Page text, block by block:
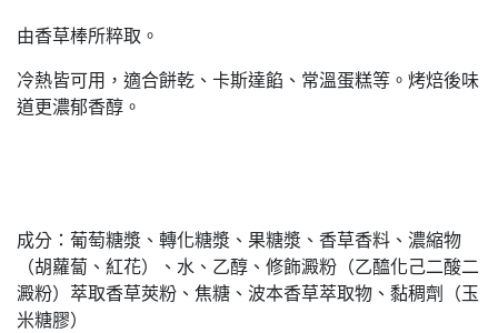
由香草棒所粹取。
冷熱皆可用，適合餅乾、卡斯達餡、常溫蛋糕等。烤焙後味
道更濃郁香醇。
成分：葡萄糖漿、轉化糖漿、果糖漿、香草香料、濃縮物
（胡蘿蔔、紅花）、水、乙醇、修飾澱粉（乙醯化己二酸二
澱粉）萃取香草莢粉、焦糖、波本香草萃取物、黏稠劑（玉
米糖膠）